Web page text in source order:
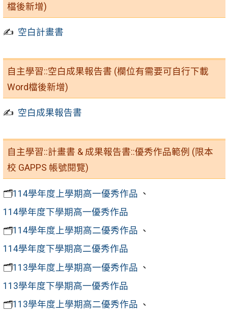
檔後新增)
✍️ 空白計畫書
自主學習::空白成果報告書 (欄位有需要可自行下載
Word檔後新增)
✍️ 空白成果報告書
自主學習::計畫書 & 成果報告書::優秀作品範例 (限本
校 GAPPS 帳號閱覽)
🗂️114學年度上學期高一優秀作品 、
114學年度下學期高一優秀作品
🗂️114學年度上學期高二優秀作品 、
114學年度下學期高二優秀作品
🗂️113學年度上學期高一優秀作品 、
113學年度下學期高一優秀作品
🗂️113學年度上學期高二優秀作品 、